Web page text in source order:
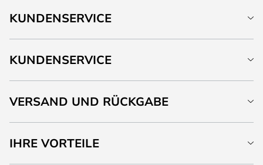
KUNDENSERVICE
KUNDENSERVICE
VERSAND UND RÜCKGABE
IHRE VORTEILE